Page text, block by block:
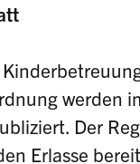
werden
Der
Erlasse